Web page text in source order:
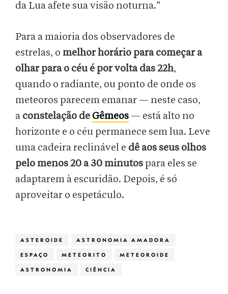
da Lua afete sua visão noturna.”
Para a maioria dos observadores de
estrelas, o melhor horário para começar a
olhar para o céu é por volta das 22h,
quando o radiante, ou ponto de onde os
meteoros parecem emanar — neste caso,
a constelação de Gêmeos — está alto no
horizonte e o céu permanece sem lua. Leve
uma cadeira reclinável e dê aos seus olhos
pelo menos 20 a 30 minutos para eles se
adaptarem à escuridão. Depois, é só
aproveitar o espetáculo.
ASTEROIDE ASTRONOMIA AMADORA
ESPAÇO METEORITO METEOROIDE
ASTRONOMIA CIÊNCIA